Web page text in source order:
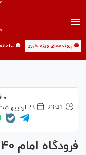
🟡 پرونده‌های ویژه خبری 🟡
23:41
23 ارديبهشت 1405
فرودگاه امام ۴۰ پروازه شد